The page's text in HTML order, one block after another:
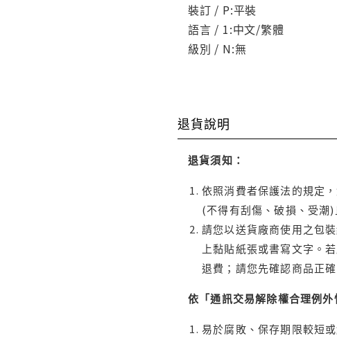
裝訂 / P:平裝
語言 / 1:中文/繁體
級別 / N:無
退貨說明
退貨須知：
依照消費者保護法的規定
(不得有刮傷、破損、受潮
請您以送貨廠商使用之包
上黏貼紙張或書寫文字。
退費；請您先確認商品正
依「通訊交易解除權合理例
易於腐敗、保存期限較短